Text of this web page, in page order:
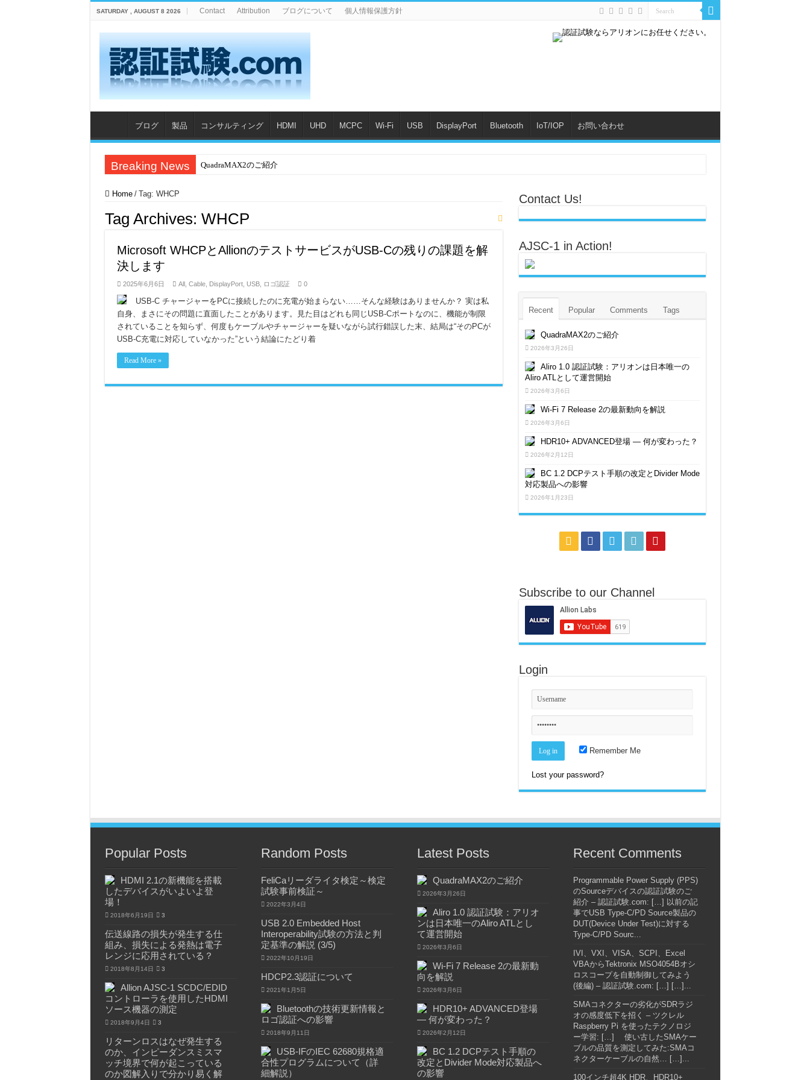
SATURDAY , AUGUST 8 2026 Contact Attribution ブログについて 個人情報保護方針
ブログ 製品 コンサルティング HDMI UHD MCPC Wi-Fi USB DisplayPort Bluetooth IoT/IOP お問い合わせ
Breaking News QuadraMAX2のご紹介
Home / Tag: WHCP
Tag Archives: WHCP
Microsoft WHCPとAllionのテストサービスがUSB-Cの残りの課題を解
決します
2025年6月6日 All, Cable, DisplayPort, USB, ロゴ認証 0
USB-C チャージャーをPCに接続したのに充電が始まらない……そんな経験はありませんか？ 実は私
自身、まさにその問題に直面したことがあります。見た目はどれも同じUSB-Cポートなのに、機能が制限
されていることを知らず、何度もケーブルやチャージャーを疑いながら試行錯誤した末、結局は“そのPCが
USB-C充電に対応していなかった”という結論にたどり着
Read More »
Contact Us!
AJSC-1 in Action!
Recent Popular Comments Tags
QuadraMAX2のご紹介
2026年3月26日
Aliro 1.0 認証試験：アリオンは日本唯一の
Aliro ATLとして運営開始
2026年3月6日
Wi-Fi 7 Release 2の最新動向を解説
2026年3月6日
HDR10+ ADVANCED登場 ― 何が変わった？
2026年2月12日
BC 1.2 DCPテスト手順の改定とDivider Mode
対応製品への影響
2026年1月23日
Subscribe to our Channel
Login
Remember Me
Lost your password?
Popular Posts
HDMI 2.1の新機能を搭載
したデバイスがいよいよ登
場！
2018年6月19日 3
伝送線路の損失が発生する仕
組み、損失による発熱は電子
レンジに応用されている？
2018年8月14日 3
Allion AJSC-1 SCDC/EDID
コントローラを使用したHDMI
ソース機器の測定
2018年9月4日 3
リターンロスはなぜ発生する
のか、インピーダンスミスマ
ッチ境界で何が起こっている
のか図解入りで分かり易く解
Random Posts
FeliCaリーダライタ検定～検定
試験事前検証～
2022年3月4日
USB 2.0 Embedded Host
Interoperability試験の方法と判
定基準の解説 (3/5)
2022年10月19日
HDCP2.3認証について
2021年1月5日
Bluetoothの技術更新情報と
ロゴ認証への影響
2018年9月11日
USB-IFのIEC 62680規格適
合性プログラムについて（詳
細解説）
Latest Posts
QuadraMAX2のご紹介
2026年3月26日
Aliro 1.0 認証試験：アリオ
ンは日本唯一のAliro ATLとし
て運営開始
2026年3月6日
Wi-Fi 7 Release 2の最新動
向を解説
2026年3月6日
HDR10+ ADVANCED登場
― 何が変わった？
2026年2月12日
BC 1.2 DCPテスト手順の
改定とDivider Mode対応製品へ
の影響
Recent Comments
Programmable Power Supply (PPS)
のSourceデバイスの認証試験のご
紹介 – 認証試験.com: […] 以前の記
事でUSB Type-C/PD Source製品の
DUT(Device Under Test)に対する
Type-C/PD Sourc...
IVI、VXI、VISA、SCPI、Excel
VBAからTektronix MSO4054Bオシ
ロスコープを自動制御してみよう
(後編) – 認証試験.com: […] […]...
SMAコネクターの劣化がSDRラジ
オの感度低下を招く – ツクレル
Raspberry Pi を使ったテクノロジ
ー学習: […] 使い古したSMAケー
ブルの品質を測定してみた:SMAコ
ネクターケーブルの自然… […]...
100インチ超4K HDR、HDR10+